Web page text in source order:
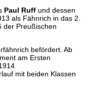
Paul Ruff und dessen
als Fähnrich in das 2.
der Preußischen
befördert. Ab
am Ersten
mit beiden Klassen